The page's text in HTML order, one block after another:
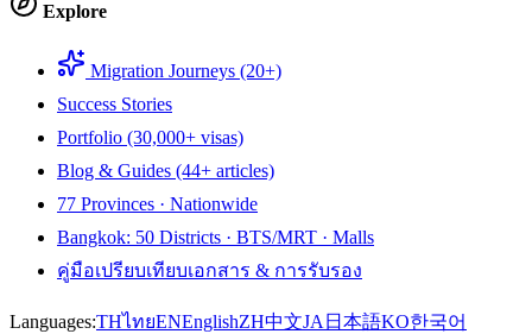
Explore
Migration Journeys (20+)
Success Stories
Portfolio (30,000+ visas)
Blog & Guides (44+ articles)
77 Provinces · Nationwide
Bangkok: 50 Districts · BTS/MRT · Malls
คู่มือเปรียบเทียบเอกสาร & การรับรอง
Languages:THไทยENEnglishZH中文JA 日本語KO한국어